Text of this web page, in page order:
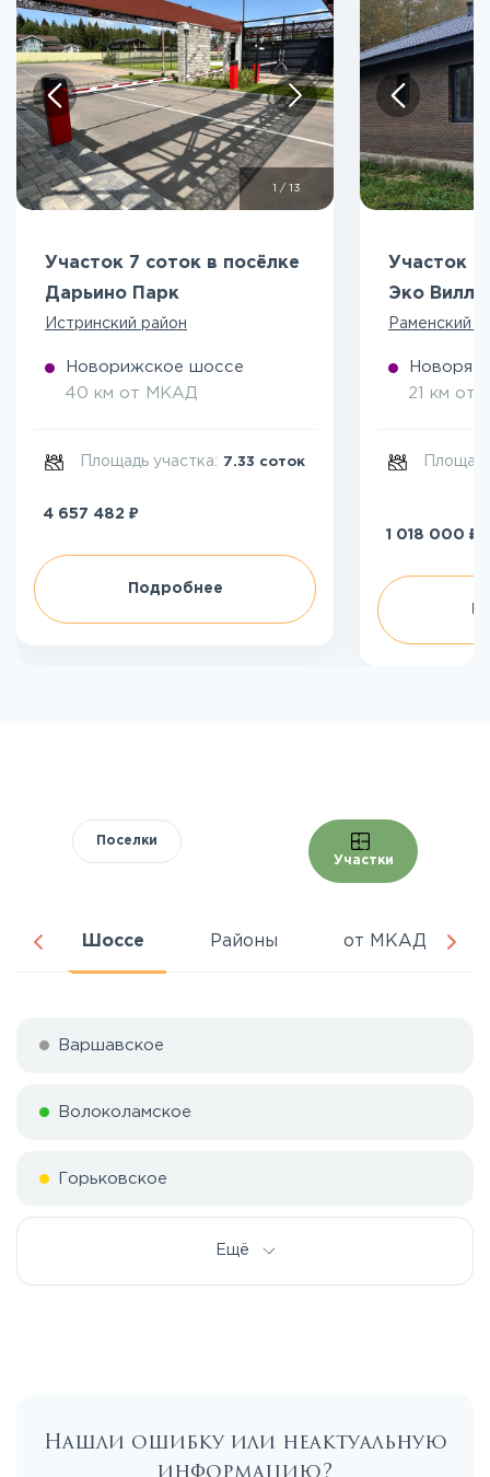
/ 13
Участок 7 соток в посёлке
Дарьино Парк
Истринский район
Новорижское шоссе
40 км от МКАД
Площадь участка: 7.33 соток
4 657 482 ₽
Подробнее
Участок 5
Эко
Раменский
21 км от
1 018 000 ₽
Поселки
Участки
Шоссе Районы от МКАД
Варшавское
Волоколамское
Горьковское
Каширское
Ещё
Нашли ошибку или неактуальную